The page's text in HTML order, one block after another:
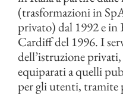
(trasformazioni in
privato) dal 1992 e in
Cardiff del 1996. I
dell’istruzione
equiparati a quelli
per gli utenti, tramite